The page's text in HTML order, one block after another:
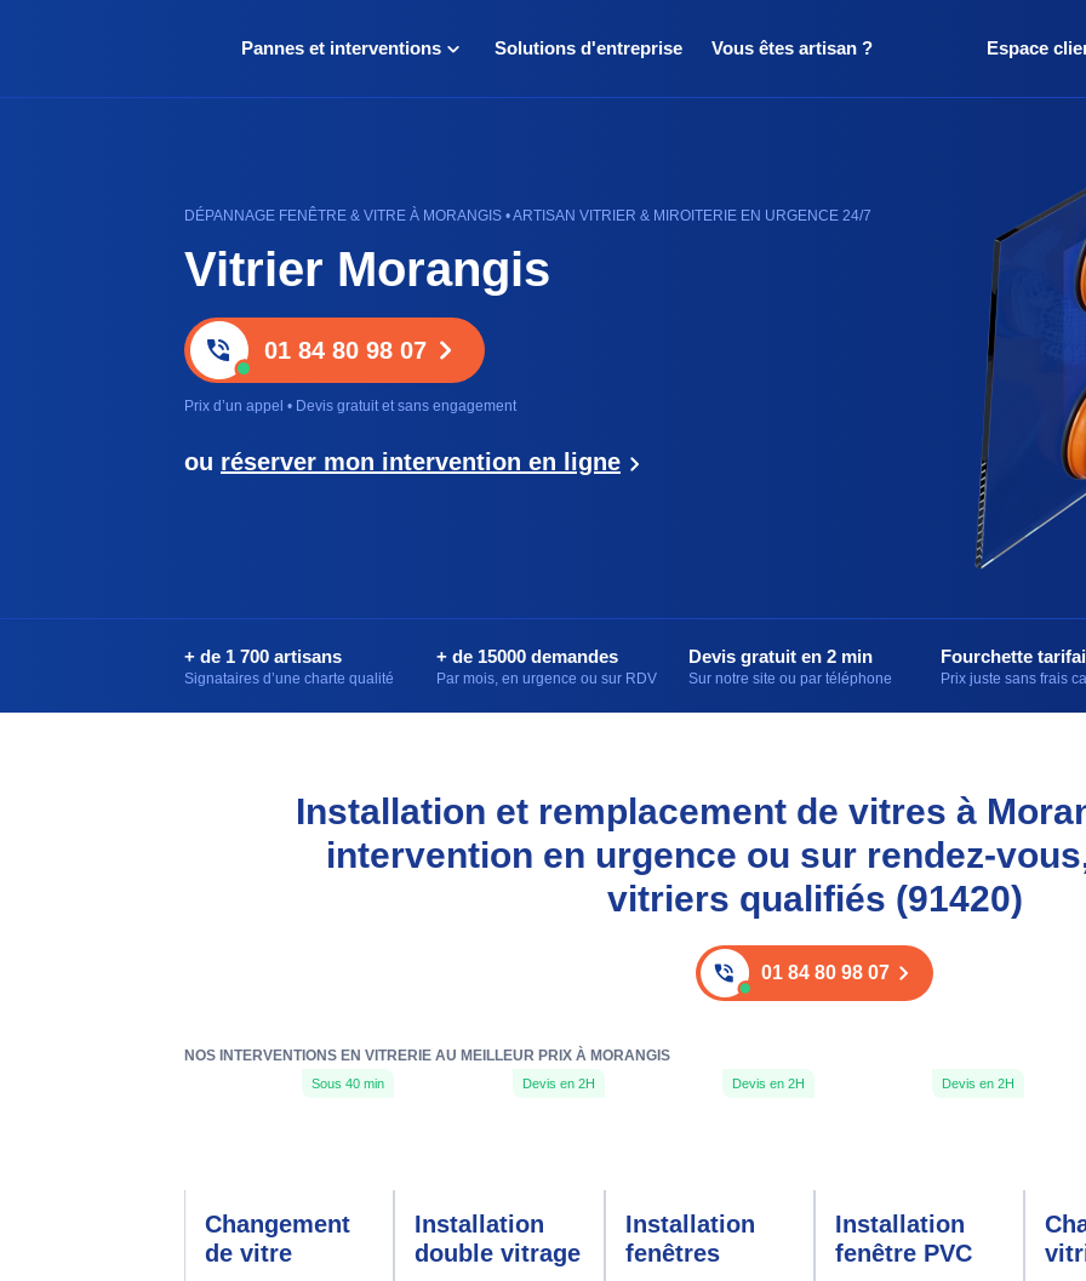
Pannes et interventions Solutions d'entreprise Vous êtes artisan ? Espace
DÉPANNAGE FENÊTRE & VITRE À MORANGIS • ARTISAN VITRIER & MIROITERIE EN URGENCE 24/7
Vitrier Morangis
01 84 80 98 07
Prix d’un appel • Devis gratuit et sans engagement
ou réserver mon intervention en ligne
+ de 1 700 artisans
Signataires d’une charte qualité
+ de 15000 demandes
Par mois, en urgence ou sur RDV
Devis gratuit en 2 min
Sur notre site ou par téléphone
Fourchette
Prix juste sans frais
Installation et remplacement de vitres à
intervention en urgence ou sur rendez-
vitriers qualifiés (91420)
01 84 80 98 07
NOS INTERVENTIONS EN VITRERIE AU MEILLEUR PRIX À MORANGIS
Sous 40 min
Changement
de vitre
Devis en 2H
Installation
double vitrage
Devis en 2H
Installation
fenêtres
Devis en 2H
Installation
fenêtre PVC